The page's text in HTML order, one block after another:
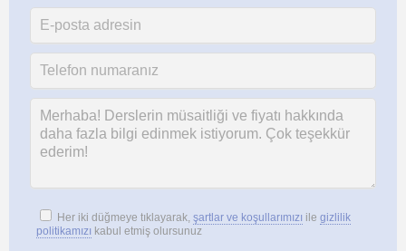
Her iki düğmeye tıklayarak, şartlar ve koşullarımızı ile gizlilik
politikamızı kabul etmiş olursunuz